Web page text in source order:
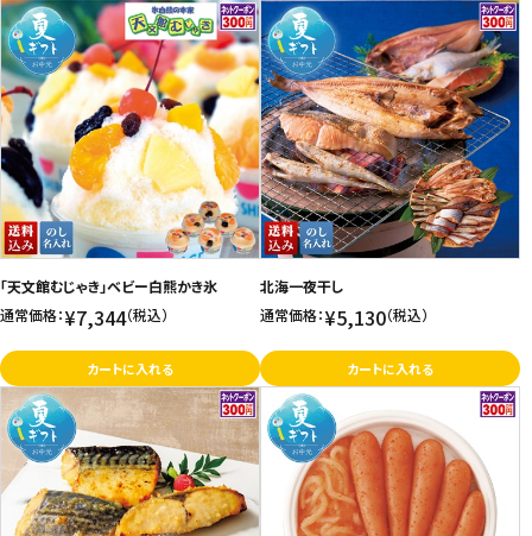
「天文館むじゃき」ベビー白熊かき氷
通常価格：¥7,344（税込）
カートに入れる
北海一夜干し
通常価格：¥5,130（税込）
カートに入れる